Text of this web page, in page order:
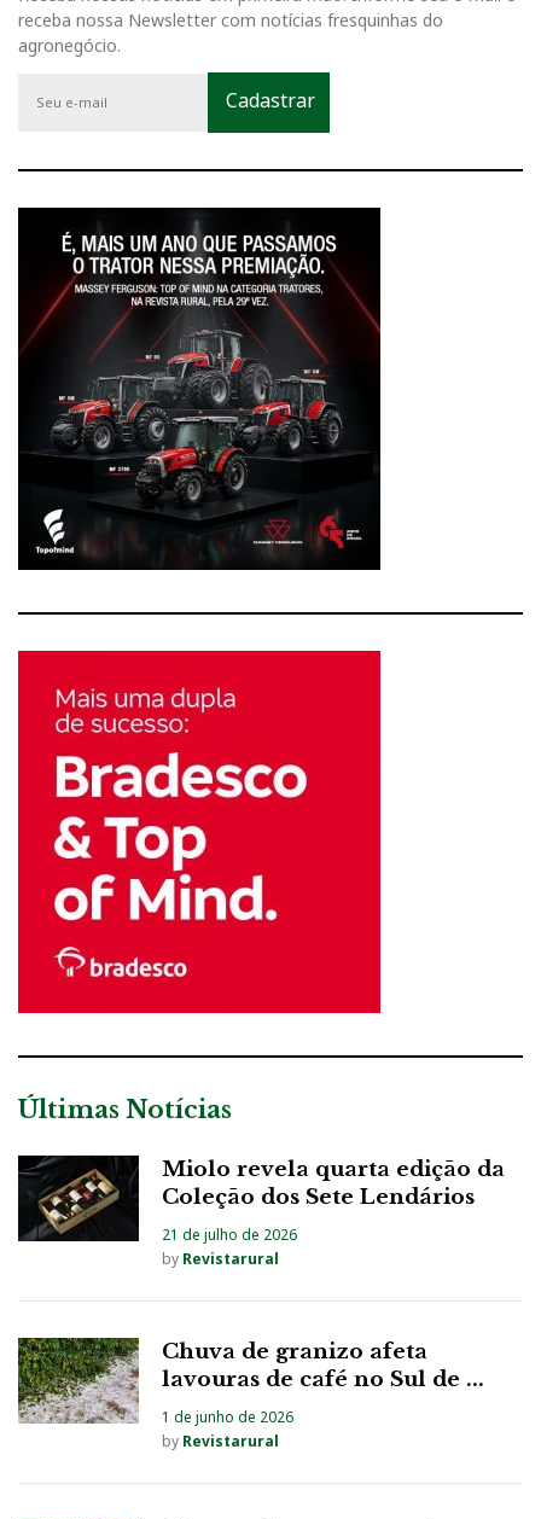
receba nossa Newsletter com notícias fresquinhas do
agronegócio.
Últimas Notícias
Miolo revela quarta edição da
Coleção dos Sete Lendários
21 de julho de 2026
by Revistarural
Chuva de granizo afeta
lavouras de café no Sul de ...
1 de junho de 2026
by Revistarural